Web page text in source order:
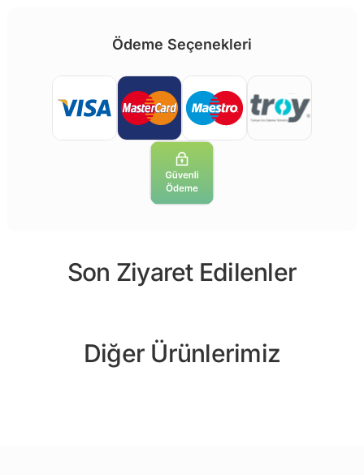
Ödeme Seçenekleri
Son Ziyaret Edilenler
Diğer Ürünlerimiz